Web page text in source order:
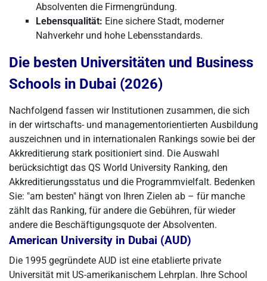
Absolventen die Firmengründung.
Lebensqualität: Eine sichere Stadt, moderner
Nahverkehr und hohe Lebensstandards.
Die besten Universitäten und Business
Schools in Dubai (2026)
Nachfolgend fassen wir Institutionen zusammen, die sich
in der wirtschafts- und managementorientierten Ausbildung
auszeichnen und in internationalen Rankings sowie bei der
Akkreditierung stark positioniert sind. Die Auswahl
berücksichtigt das QS World University Ranking, den
Akkreditierungsstatus und die Programmvielfalt. Bedenken
Sie: "am besten" hängt von Ihren Zielen ab – für manche
zählt das Ranking, für andere die Gebühren, für wieder
andere die Beschäftigungsquote der Absolventen.
American University in Dubai (AUD)
Die 1995 gegründete AUD ist eine etablierte private
Universität mit US-amerikanischem Lehrplan. Ihre School